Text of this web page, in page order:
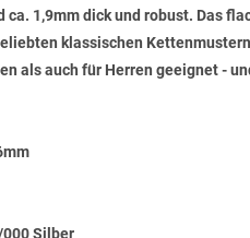
ca. 1,9mm dick und robust. Das
klassischen
als auch für Herren geeignet -
Silber